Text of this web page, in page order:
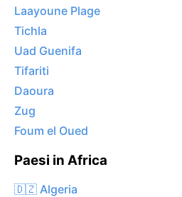
Laayoune Plage
Tichla
Uad Guenifa
Tifariti
Daoura
Zug
Foum el Oued
Paesi in Africa
🇩🇿 Algeria